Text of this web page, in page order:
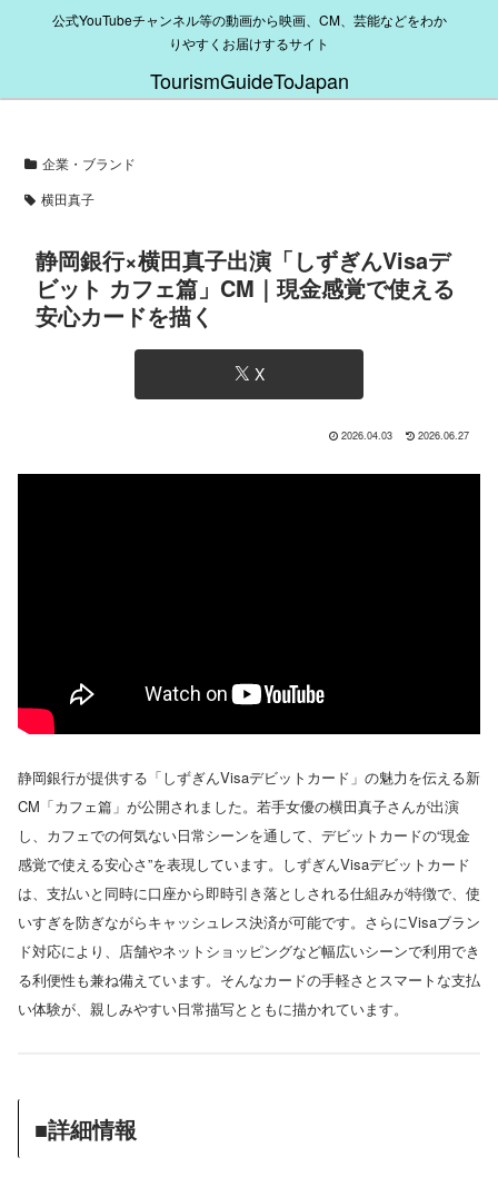
公式YouTubeチャンネル等の動画から映画、CM、芸能などをわか
りやすくお届けするサイト
TourismGuideToJapan
企業・ブランド
横田真子
静岡銀行×横田真子出演「しずぎんVisaデ
ビット カフェ篇」CM｜現金感覚で使える
安心カードを描く
X
2026.04.03 2026.06.27
静岡銀行が提供する「しずぎんVisaデビットカード」の魅力を伝える新
CM「カフェ篇」が公開されました。若手女優の横田真子さんが出演
し、カフェでの何気ない日常シーンを通して、デビットカードの“現金
感覚で使える安心さ”を表現しています。しずぎんVisaデビットカード
は、支払いと同時に口座から即時引き落としされる仕組みが特徴で、使
いすぎを防ぎながらキャッシュレス決済が可能です。さらにVisaブラン
ド対応により、店舗やネットショッピングなど幅広いシーンで利用でき
る利便性も兼ね備えています。そんなカードの手軽さとスマートな支払
い体験が、親しみやすい日常描写とともに描かれています。
■詳細情報